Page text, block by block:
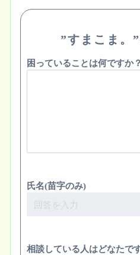
”すまこま。
困っていることは何ですか？
氏名(苗字のみ)
相談している人はどなたです